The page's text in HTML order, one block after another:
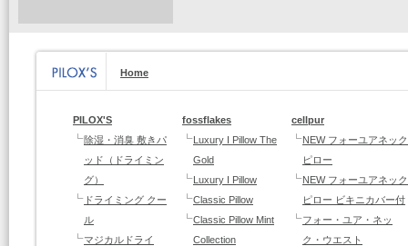
Home
PILOX'S
除湿・消臭 敷きパ
ッド（ドライミン
グ）
ドライミング クー
ル
マジカルドライ
fossflakes
Luxury I Pillow The
Gold
Luxury I Pillow
Classic Pillow
Classic Pillow Mint
Collection
cellpur
NEW フォーユアネック
ピロー
NEW フォーユアネック
ピロー ビキニカバー付
フォー・ユア・ネッ
ク・ウエスト